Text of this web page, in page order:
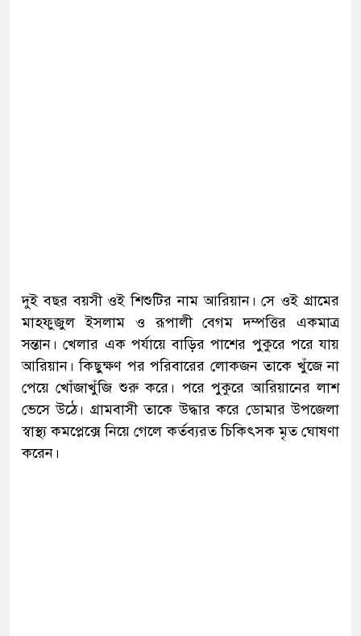
দুই বছর বয়সী ওই শিশুটির নাম আরিয়ান। সে ওই গ্রামের
মাহফুজুল ইসলাম ও রূপালী বেগম দম্পত্তির একমাত্র
সন্তান। খেলার এক পর্যায়ে বাড়ির পাশের পুকুরে পরে যায়
আরিয়ান। কিছুক্ষণ পর পরিবারের লোকজন তাকে খুঁজে না
পেয়ে খোঁজাখুঁজি শুরু করে। পরে পুকুরে আরিয়ানের লাশ
ভেসে উঠে। গ্রামবাসী তাকে উদ্ধার করে ডোমার উপজেলা
স্বাস্থ্য কমপ্লেক্সে নিয়ে গেলে কর্তব্যরত চিকিৎসক মৃত ঘোষণা
করেন।